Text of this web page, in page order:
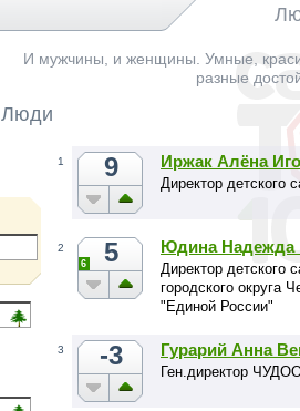
И мужчины, и женщины. Умные,
разные
Люди
1 9 Иржак Алёна
Директор детского
2 5
6
Юдина Надежда
Директор детского
городского округа
"Единой России"
3 -3 Гурарий Анна
Ген.директор